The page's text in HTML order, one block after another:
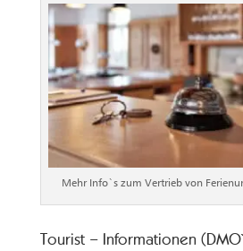
Mehr Info`s zum Vertrieb von
Tourist – Informationen